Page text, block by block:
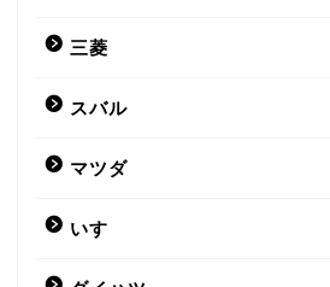
三菱
スバル
マツダ
いすゞ